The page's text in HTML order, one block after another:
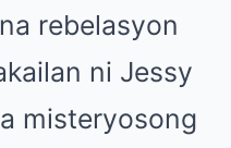
rebelasyon
ni Jessy
misteryosong